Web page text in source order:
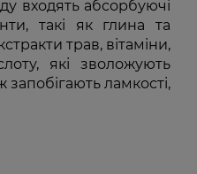
входять абсорбуючі
такі як глина та
трав, вітаміни,
які зволожують
ламкості,